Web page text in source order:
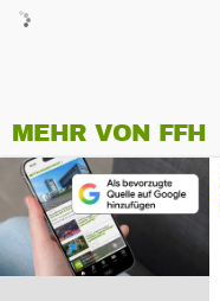
MEHR VON FFH